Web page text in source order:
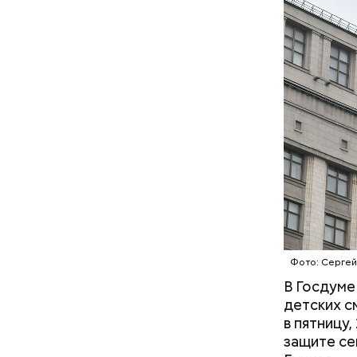
Фото:
В
детских
в
защите
—
Копылов.
Однако
полезна.
—
творогом